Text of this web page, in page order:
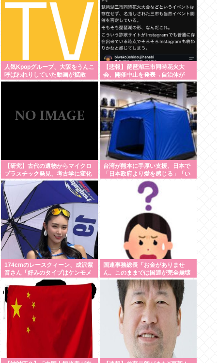
人気Kpopグループ、大阪をうんこ
呼ばわれりしていた動画が拡散
www
【悲報】琵琶湖三市同時花火大
会、開催中止を発表→自治体が
「そんな花火大会知らない」と公
式声明
【研究】古代の遺物からマイクロ
プラスチック発見、考古学に変化
か
台湾が熊本に手厚い支援、日本で
「日本政府より愛を感じる」「い
っそ台湾に統治してもらった方が
いい」との声も
174cmのレースクィーン、成沢紫
音さん「好みのタイプはケンモメ
国連事務総長「お金がありませ
ん。このままでは国連が完全崩壊
します。助けて下さい」